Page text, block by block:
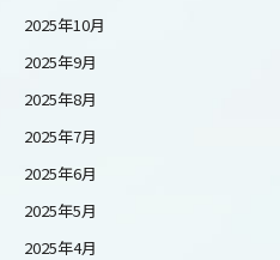
2025年10月
2025年9月
2025年8月
2025年7月
2025年6月
2025年5月
2025年4月